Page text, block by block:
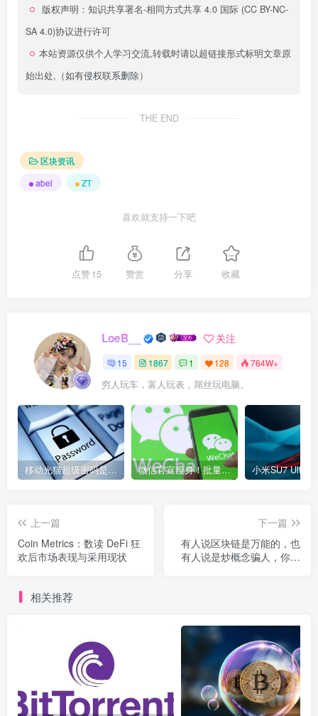
版权声明： 知识共享署名-相同方式共享 4.0 国际 (CC BY-NC-
SA 4.0)协议进行许可
本站资源仅供个人学习交流,转载时请以超链接形式标明文章原
始出处,（如有侵权联系删除）
THE END
区块资讯
abel
ZT
喜欢就支持一下吧
点赞15 赞赏 分享 收藏
LoeB__ 关注
15 1867 1 128 764W+
穷人玩车，富人玩表，屌丝玩电脑。
移动光猫超级密码是多少？移动光猫超级管理员后台账号与密码 微信官宣瘦身！批量清理原图新功能来了 安卓、iOS均可使用
上一篇
Coin Metrics：数读 DeFi 狂
欢后市场表现与采用现状
下一篇
有人说区块链是万能的，也
有人说是炒概念骗人，你怎
相关推荐